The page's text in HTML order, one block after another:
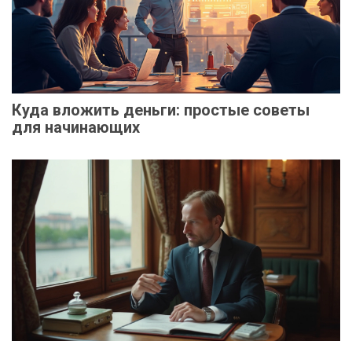
Куда вложить деньги: простые советы
для начинающих